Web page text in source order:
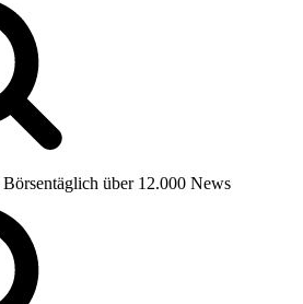
Börsentäglich über 12.000 News